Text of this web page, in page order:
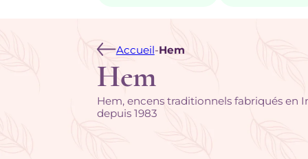
Accueil-Hem
Hem
Hem, encens traditionnels fabriqués en
depuis 1983